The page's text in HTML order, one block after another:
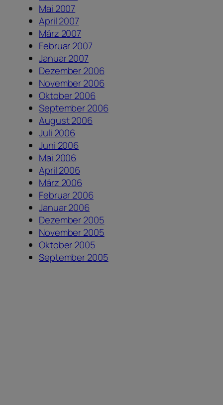
Mai 2007
April 2007
März 2007
Februar 2007
Januar 2007
Dezember 2006
November 2006
Oktober 2006
September 2006
August 2006
Juli 2006
Juni 2006
Mai 2006
April 2006
März 2006
Februar 2006
Januar 2006
Dezember 2005
November 2005
Oktober 2005
September 2005